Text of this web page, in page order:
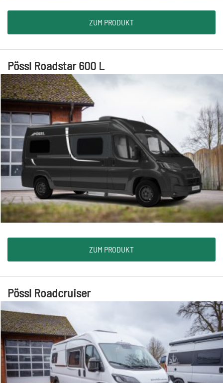
ZUM PRODUKT
Pössl Roadstar 600 L
ZUM PRODUKT
Pössl Roadcruiser